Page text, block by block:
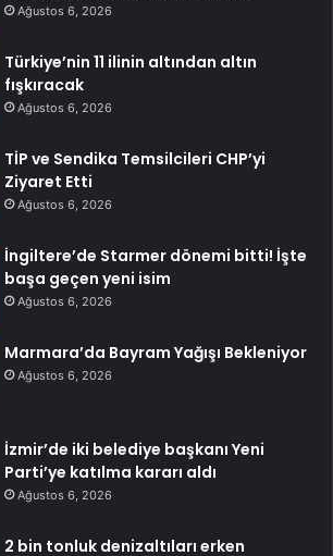
Ağustos 6, 2026
Türkiye’nin 11 ilinin altından altın
fışkıracak
Ağustos 6, 2026
TİP ve Sendika Temsilcileri CHP’yi
Ziyaret Etti
Ağustos 6, 2026
İngiltere’de Starmer dönemi bitti! İşte
başa geçen yeni isim
Ağustos 6, 2026
Marmara’da Bayram Yağışı Bekleniyor
Ağustos 6, 2026
İzmir’de iki belediye başkanı Yeni
Parti’ye katılma kararı aldı
Ağustos 6, 2026
2 bin tonluk denizaltıları erken